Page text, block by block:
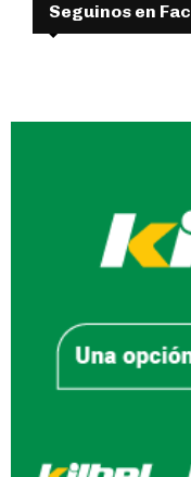
Seguinos en